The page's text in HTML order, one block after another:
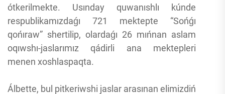
ótkerilmekte. Usınday quwanıshlı kúnde
respublikamızdaǵı 721 mektepte “Sońǵı
qońıraw” shertilip, olardaǵı 26 mıńnan aslam
oqıwshı-jaslarımız qádirli ana mektepleri
menen xoshlaspaqta.
Álbette, bul pitkeriwshi jaslar arasınan elimizdiń